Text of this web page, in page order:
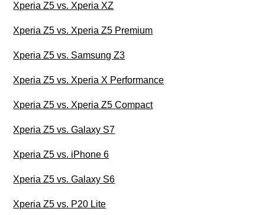
Xperia Z5 vs. Xperia XZ
Xperia Z5 vs. Xperia Z5 Premium
Xperia Z5 vs. Samsung Z3
Xperia Z5 vs. Xperia X Performance
Xperia Z5 vs. Xperia Z5 Compact
Xperia Z5 vs. Galaxy S7
Xperia Z5 vs. iPhone 6
Xperia Z5 vs. Galaxy S6
Xperia Z5 vs. P20 Lite